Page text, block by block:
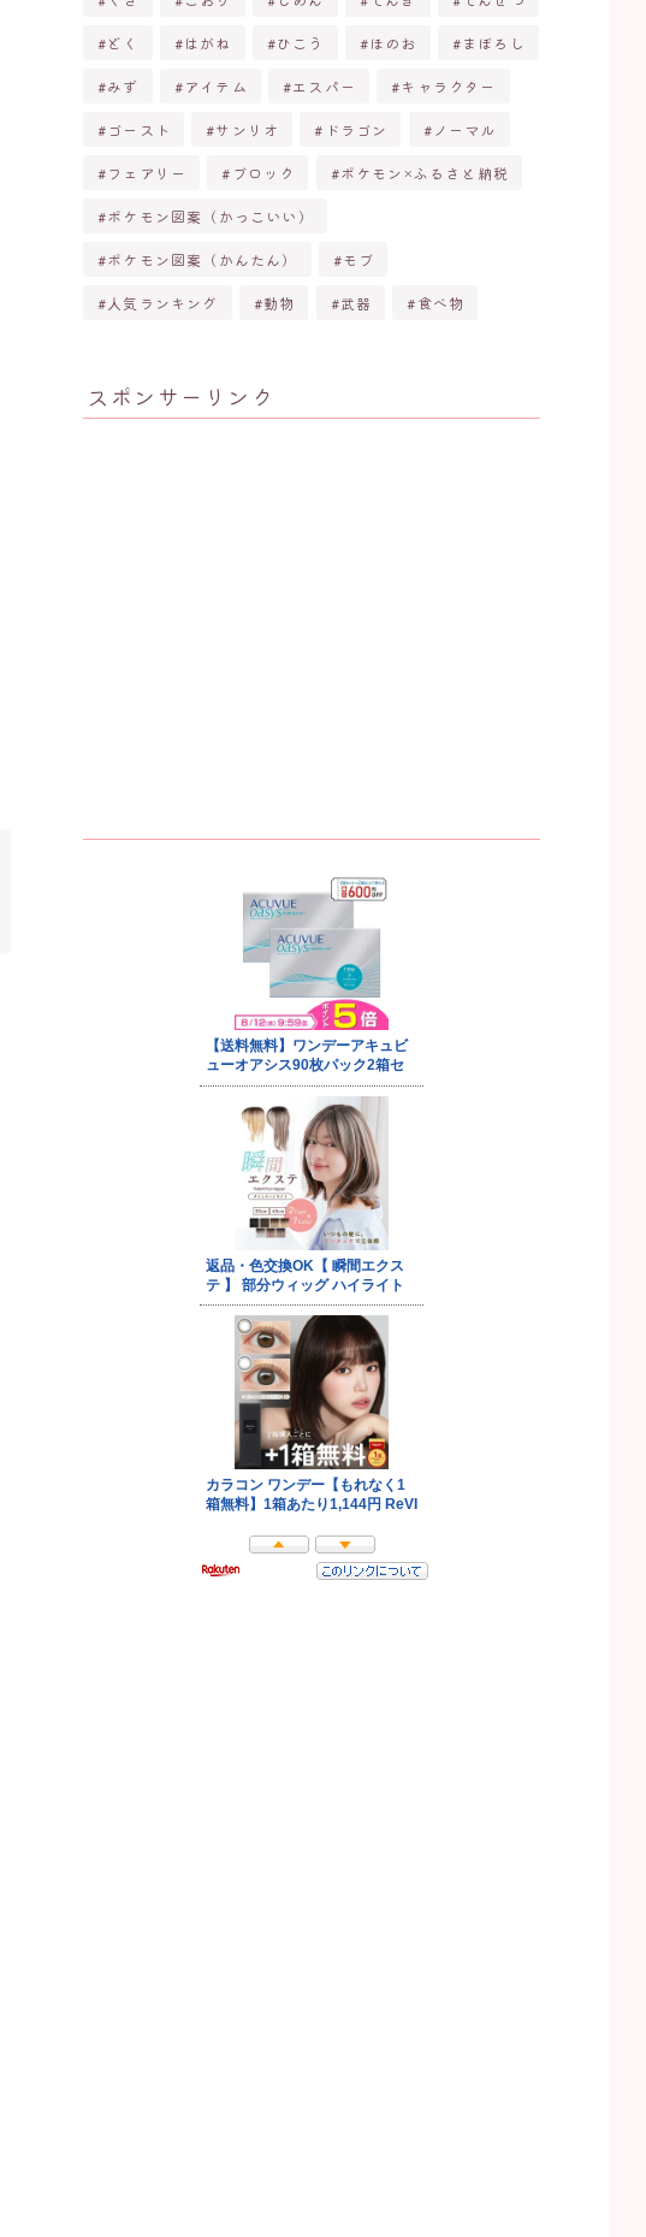
どく はがね ひこう ほのお まぼろし
みず アイテム エスパー キャラクター
ゴースト サンリオ ドラゴン ノーマル
フェアリー ブロック ポケモン×ふるさと納税
ポケモン図案（かっこいい）
ポケモン図案（かんたん） モブ
人気ランキング 動物 武器 食べ物
スポンサーリンク